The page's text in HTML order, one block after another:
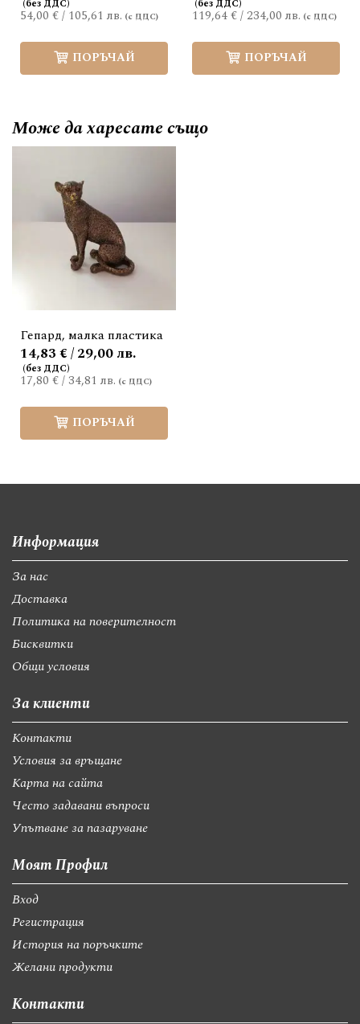
54,00 €/ 105,61 лв.
ПОРЪЧАЙ
119,64 €/234,00 лв.
ПОРЪЧАЙ
Може дахаресате също
Гепард, малка пластика
17,80 €/ 34,81 лв.
14,83 € / 29,00 лв.
ПОРЪЧАЙ
Информация
За нас
Доставка
Политика на поверителност
Бисквитки
Общи условия
За клиенти
Контакти
Условия за връщане
Карта на сайта
Често задавани въпроси
Упътване за пазаруване
Моят Профил
Вход
Регистрация
История на поръчките
Желани продукти
Контакти